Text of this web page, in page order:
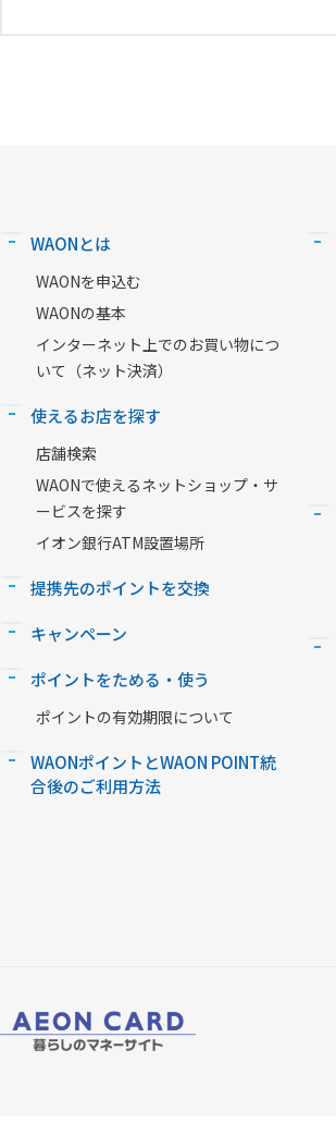
WAONとは
WAONを申込む
WAONの基本
インターネット上でのお買い物につ
いて（ネット決済）
使えるお店を探す
店舗検索
WAONで使えるネットショップ・サ
ービスを探す
イオン銀行ATM設置場所
提携先のポイントを交換
キャンペーン
ポイントをためる・使う
ポイントの有効期限について
WAONポイントとWAON POINT統
合後のご利用方法